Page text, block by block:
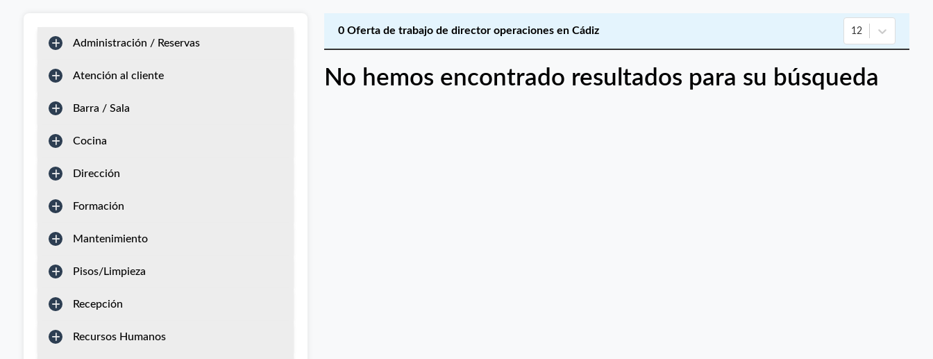
Administración / Reservas
Atención al cliente
Barra / Sala
Cocina
Dirección
Formación
Mantenimiento
Pisos/Limpieza
Recepción
Recursos Humanos
0 Oferta de trabajo de director operaciones en Cádiz 12
No hemos encontrado resultados para su búsqueda